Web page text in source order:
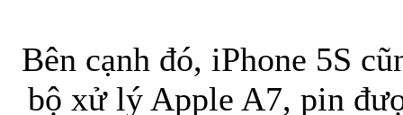
Bao da iPhone
Bên cạnh đó, iPhone 5S
bộ xử lý Apple A7, pin